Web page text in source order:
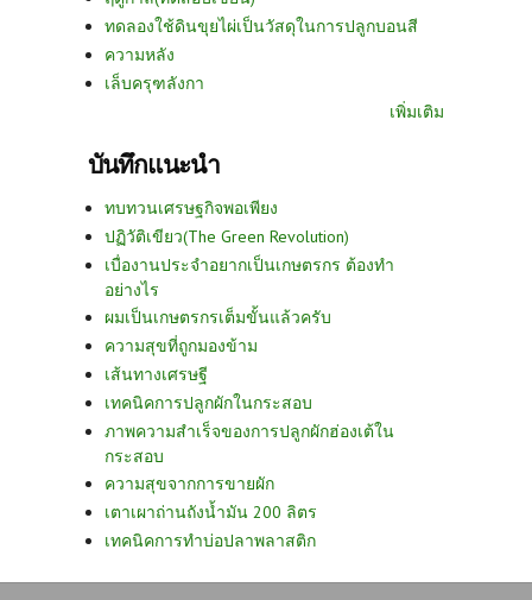
ทดลองใช้ดินขุยไผ่เป็นวัสดุในการปลูกบอนสี
ความหลัง
เล็บครุฑลังกา
เพิ่มเติม
บันทึกแนะนำ
ทบทวนเศรษฐกิจพอเพียง
ปฏิวัติเขียว(The Green Revolution)
เบื่องานประจำอยากเป็นเกษตรกร ต้องทำ
อย่างไร
ผมเป็นเกษตรกรเต็มขั้นแล้วครับ
ความสุขที่ถูกมองข้าม
เส้นทางเศรษฐี
เทคนิคการปลูกผักในกระสอบ
ภาพความสำเร็จของการปลูกผักฮ่องเต้ใน
กระสอบ
ความสุขจากการขายผัก
เตาเผาถ่านถังน้ำมัน 200 ลิตร
เทคนิคการทำบ่อปลาพลาสติก